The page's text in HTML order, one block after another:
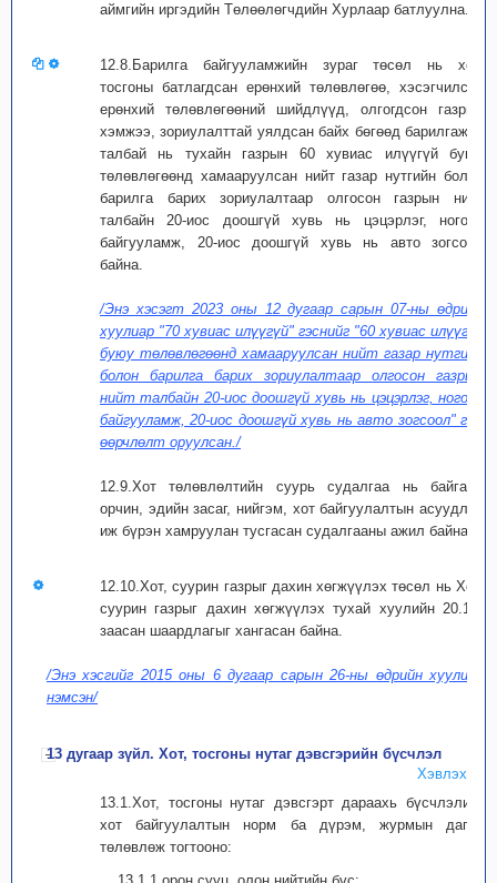
аймгийн иргэдийн Төлөөлөгчдийн Хурлаар батлуулна.
12.8.Барилга байгууламжийн зураг төсөл нь хот,
тосгоны батлагдсан ерөнхий төлөвлөгөө, хэсэгчилсэн
ерөнхий төлөвлөгөөний шийдлүүд, олгогдсон газрын
хэмжээ, зориулалттай уялдсан байх бөгөөд барилгажих
талбай нь тухайн газрын 60 хувиас илүүгүй буюу
төлөвлөгөөнд хамааруулсан нийт газар нутгийн болон
барилга барих зориулалтаар олгосон газрын нийт
талбайн 20-иос доошгүй хувь нь цэцэрлэг, ногоон
байгууламж, 20-иос доошгүй хувь нь авто зогсоол
байна.
/Энэ хэсэгт 2023 оны 12 дугаар сарын 07-ны өдрийн
хуулиар "70 хувиас илүүгүй" гэснийг "60 хувиас илүүгүй
буюу төлөвлөгөөнд хамааруулсан нийт газар нутгийн
болон барилга барих зориулалтаар олгосон газрын
нийт талбайн 20-иос доошгүй хувь нь цэцэрлэг, ногоон
байгууламж, 20-иос доошгүй хувь нь авто зогсоол" гэж
өөрчлөлт оруулсан./
12.9.Хот төлөвлөлтийн суурь судалгаа нь байгаль
орчин, эдийн засаг, нийгэм, хот байгуулалтын асуудлыг
иж бүрэн хамруулан тусгасан судалгааны ажил байна.
12.10.Хот, суурин газрыг дахин хөгжүүлэх төсөл нь Хот,
суурин газрыг дахин хөгжүүлэх тухай хуулийн 20.1-д
заасан шаардлагыг хангасан байна.
/Энэ хэсгийг 2015 оны 6 дугаар сарын 26-ны өдрийн хуулиар
нэмсэн/
13 дугаар зүйл. Хот, тосгоны нутаг дэвсгэрийн бүсчлэл
Хэвлэх
13.1.Хот, тосгоны нутаг дэвсгэрт дараахь бүсчлэлийг
хот байгуулалтын норм ба дүрэм, журмын дагуу
төлөвлөж тогтооно: